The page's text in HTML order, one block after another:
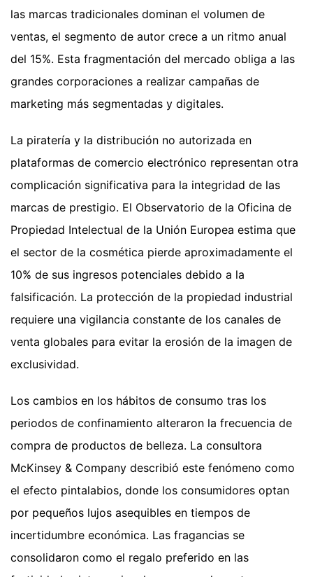
las marcas tradicionales dominan el volumen de
ventas, el segmento de autor crece a un ritmo anual
del 15%. Esta fragmentación del mercado obliga a las
grandes corporaciones a realizar campañas de
marketing más segmentadas y digitales.
La piratería y la distribución no autorizada en
plataformas de comercio electrónico representan otra
complicación significativa para la integridad de las
marcas de prestigio. El Observatorio de la Oficina de
Propiedad Intelectual de la Unión Europea estima que
el sector de la cosmética pierde aproximadamente el
10% de sus ingresos potenciales debido a la
falsificación. La protección de la propiedad industrial
requiere una vigilancia constante de los canales de
venta globales para evitar la erosión de la imagen de
exclusividad.
Los cambios en los hábitos de consumo tras los
periodos de confinamiento alteraron la frecuencia de
compra de productos de belleza. La consultora
McKinsey & Company describió este fenómeno como
el efecto pintalabios, donde los consumidores optan
por pequeños lujos asequibles en tiempos de
incertidumbre económica. Las fragancias se
consolidaron como el regalo preferido en las